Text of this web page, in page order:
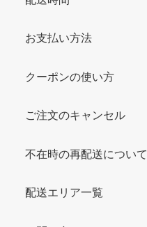
お支払い方法
クーポンの使い方
ご注文のキャンセル
不在時の再配送について
配送エリア一覧